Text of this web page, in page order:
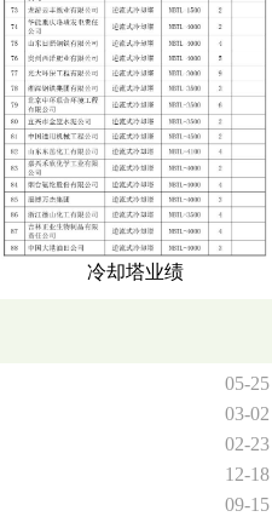
冷却塔业绩
05-25
03-02
02-23
12-18
09-15